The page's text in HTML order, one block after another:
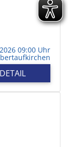
09:00 Uhr
DETAIL